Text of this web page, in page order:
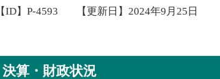
【ID】 P-4593 【更新日】 2024年9月25日
決算・財政状況